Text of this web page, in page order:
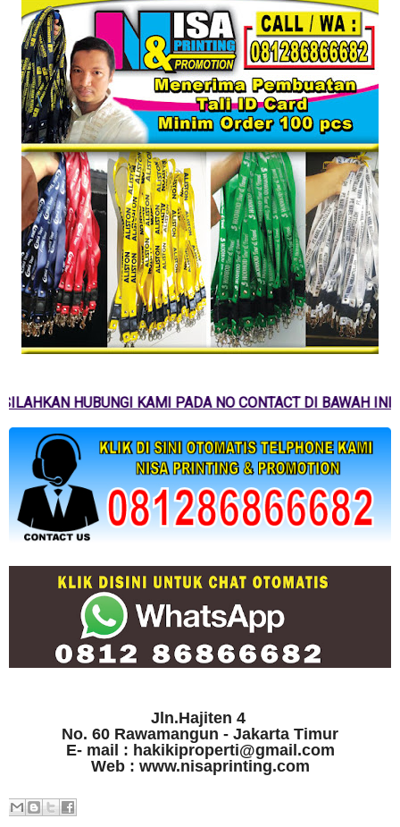
SILAHKAN HUBUNGI KAMI PADA NO CONTACT DI BAWAH INI
Jln.Hajiten 4
No. 60 Rawamangun - Jakarta Timur
E- mail : hakikiproperti@gmail.com
Web : www.nisaprinting.com